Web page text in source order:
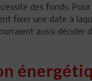
des fonds.
fixer une date à
aussi décider